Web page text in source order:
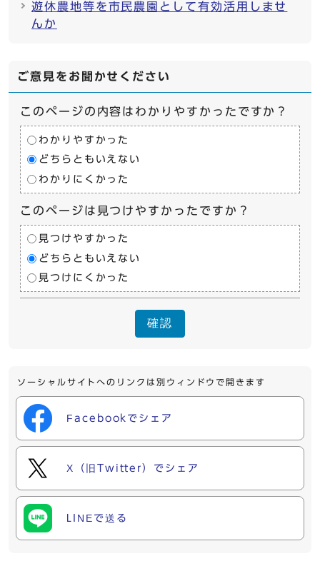
遊休農地等を市民農園として有効活用しませ
んか
ご意見をお聞かせください
このページの内容はわかりやすかったですか？
わかりやすかった
どちらともいえない
わかりにくかった
このページは見つけやすかったですか？
見つけやすかった
どちらともいえない
見つけにくかった
確認
ソーシャルサイトへのリンクは別ウィンドウで開きます
Facebookでシェア
X（旧Twitter）でシェア
LINEで送る